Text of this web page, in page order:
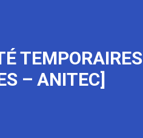
TEMPORAIRES
– ANITEC]